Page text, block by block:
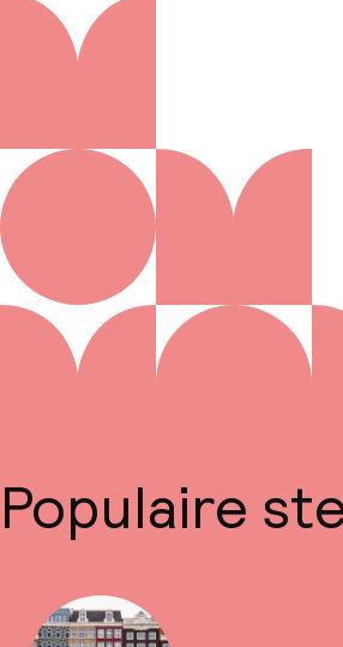
Populaire